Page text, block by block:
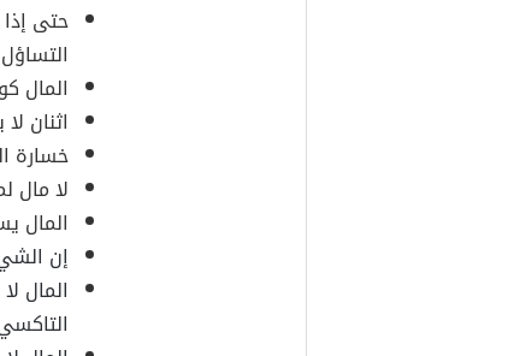
حتى
المال
اثنان
خسارة
لا مال
المال
إن
المال